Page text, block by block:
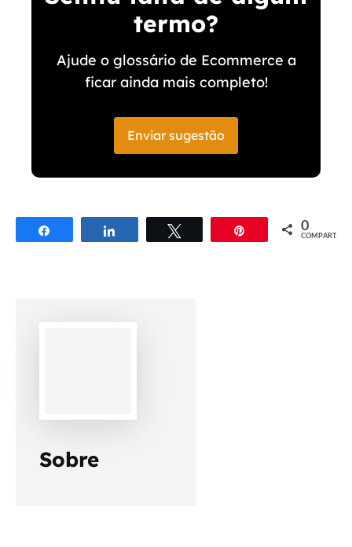
termo?
Ajude o glossário de Ecommerce a
ficar ainda mais completo!
Enviar sugestão
Compartilhar Compartilhar 0
COMPART.
Sobre